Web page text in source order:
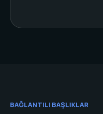
BAĞLANTILI BAŞLIKLAR